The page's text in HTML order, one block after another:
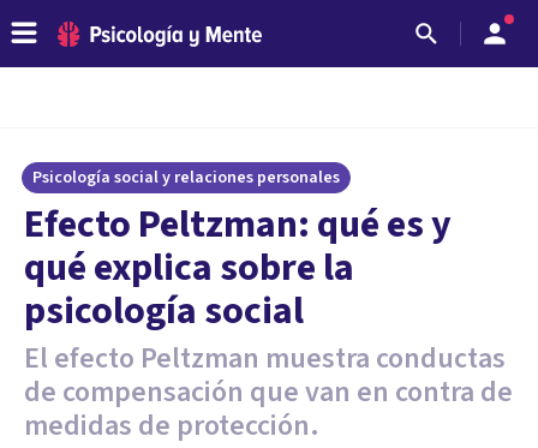
Psicología social y relaciones personales
Efecto Peltzman: qué es y
qué explica sobre la
psicología social
El efecto Peltzman muestra conductas
de compensación que van en contra de
medidas de protección.